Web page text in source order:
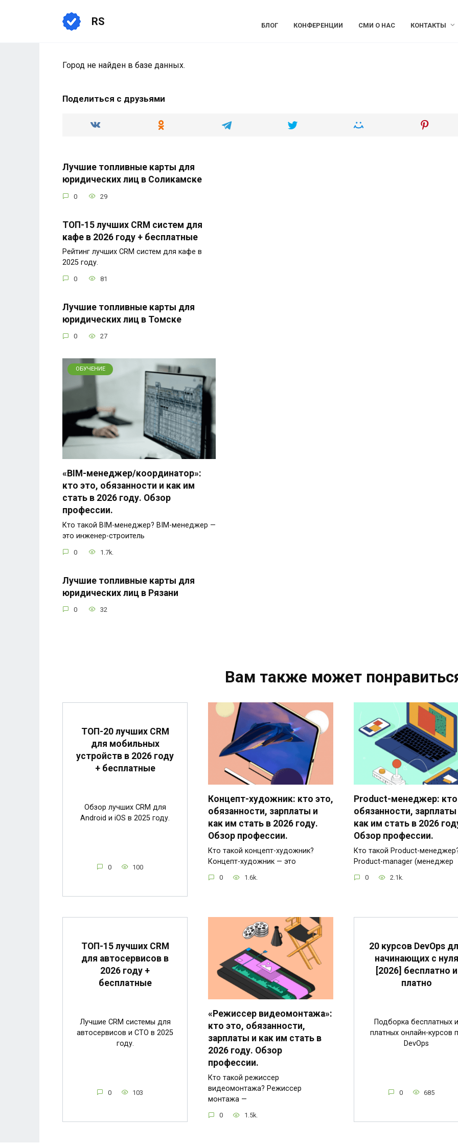
RS БЛОГ КОНФЕРЕНЦИИ СМИ О НАС КОНТАКТЫ
Город не найден в базе данных.
Поделиться с друзьями
Лучшие топливные карты для
юридических лиц в Соликамске
0 29
ТОП-15 лучших CRM систем для
кафе в 2026 году + бесплатные
Рейтинг лучших CRM систем для кафе в
2025 году.
0 81
Лучшие топливные карты для
юридических лиц в Томске
0 27
ОБУЧЕНИЕ
«BIM-менеджер/координатор»:
кто это, обязанности и как им
стать в 2026 году. Обзор
профессии.
Кто такой BIM-менеджер? BIM-менеджер —
это инженер-строитель
0 1.7k.
Лучшие топливные карты для
юридических лиц в Рязани
0 32
Вам также может
ТОП-20 лучших CRM
для мобильных
устройств в 2026 году
+ бесплатные
Обзор лучших CRM для
Android и iOS в 2025 году.
0 100
Концепт-художник: кто это,
обязанности, зарплаты и
как им стать в 2026 году.
Обзор профессии.
Кто такой концепт-художник?
Концепт-художник — это
0 1.6k.
Product-менеджер: кто
обязанности, зарплаты
как им стать в 2026
Обзор профессии.
Кто такой Product-
Product-manager (менеджер
0 2.1k.
ТОП-15 лучших CRM
для автосервисов в
2026 году +
бесплатные
Лучшие CRM системы для
автосервисов и СТО в 2025
году.
0 103
«Режиссер видеомонтажа»:
кто это, обязанности,
зарплаты и как им стать в
2026 году. Обзор
профессии.
Кто такой режиссер
видеомонтажа? Режиссер
монтажа —
0 1.5k.
20 курсов DevOps
начинающих с нуля
[2026] бесплатно и
платно
Подборка бесплатных и
платных онлайн-курсов
DevOps
0 685